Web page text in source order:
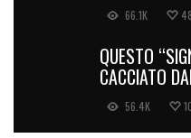
66.1K 48
QUESTO
CACCIATO
56.4K